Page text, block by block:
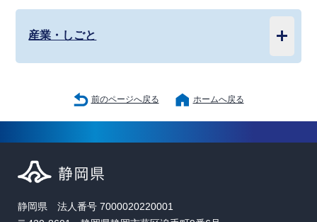
産業・しごと
前のページへ戻る ホームへ戻る
静岡県 法人番号 7000020220001